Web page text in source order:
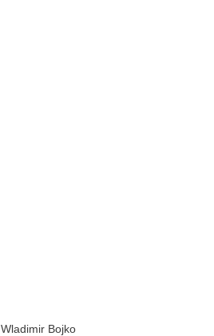
Wladimir Bojko